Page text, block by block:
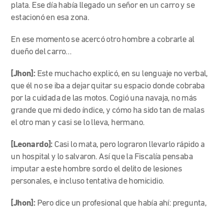
plata. Ese día había llegado un señor en un carro y se
estacionó en esa zona.
En ese momento se acercó otro hombre a cobrarle al
dueño del carro…
[Jhon]: Este muchacho explicó, en su lenguaje no verbal,
que él no se iba a dejar quitar su espacio donde cobraba
por la cuidada de las motos. Cogió una navaja, no más
grande que mi dedo índice, y cómo ha sido tan de malas
el otro man y casi se lo lleva, hermano.
[Leonardo]: Casi lo mata, pero lograron llevarlo rápido a
un hospital y lo salvaron. Así que la Fiscalía pensaba
imputar a este hombre sordo el delito de lesiones
personales, e incluso tentativa de homicidio.
[Jhon]: Pero dice un profesional que había ahí: pregunta,